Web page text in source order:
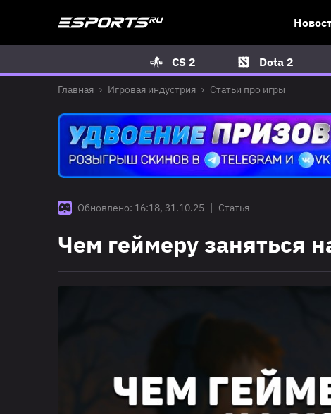
CS 2 Dota 2
Главная Игровая индустрия Статьи про игры
Обновлено: 16:18, 31.10.25 | Статья
Чем геймеру заняться